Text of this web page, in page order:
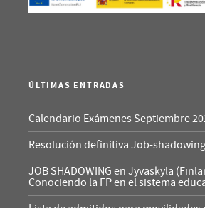
ÚLTIMAS ENTRADAS
Calendario Exámenes Septiembre
Resolución definitiva Job-
JOB SHADOWING en Jyväskylä
Conociendo la FP en el sistema